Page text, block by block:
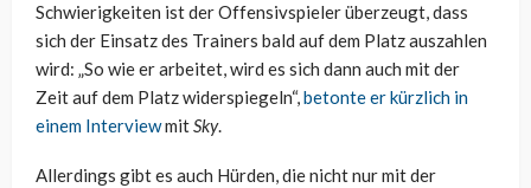
Schwierigkeiten ist der Offensivspieler überzeugt, dass
sich der Einsatz des Trainers bald auf dem Platz auszahlen
wird: „So wie er arbeitet, wird es sich dann auch mit der
Zeit auf dem Platz widerspiegeln“,betonte er kürzlich in
einem InterviewmitSky.
Allerdings gibt es auch Hürden, die nicht nur mit der